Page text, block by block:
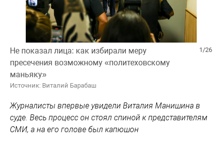
1/26
Не показал лица: как избирали меру
пресечения возможному «политеховскому
маньяку»
Источник: Виталий Барабаш
Журналисты впервые увидели Виталия Манишина в
суде. Весь процесс он стоял спиной к представителям
СМИ, а на его голове был капюшон